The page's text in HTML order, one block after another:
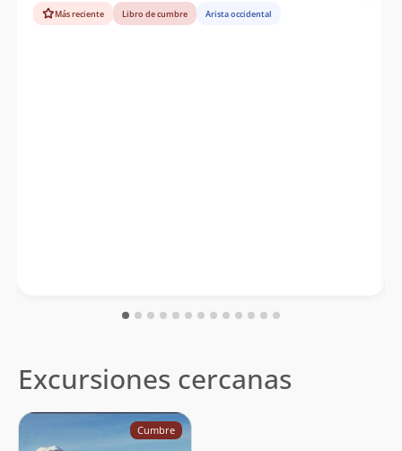
Más reciente Libro de cumbre Arista occidental
Excursiones cercanas
Cumbre